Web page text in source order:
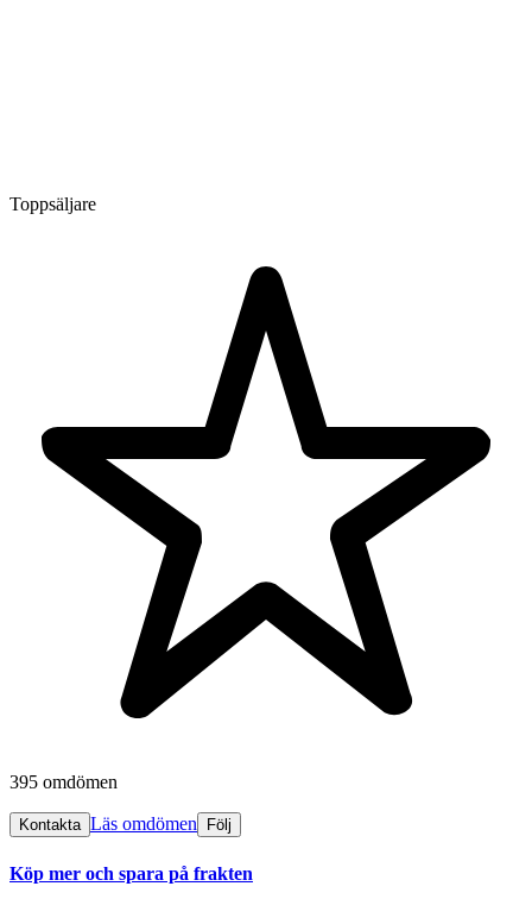
Toppsäljare
395 omdömen
Kontakta Läs omdömen Följ
Köp mer och spara på frakten